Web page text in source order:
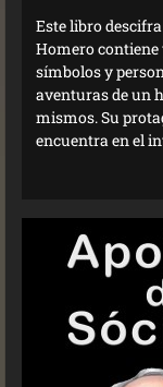
Este libro
Homero contiene
símbolos y
aventuras de un
mismos. Su
encuentra en el